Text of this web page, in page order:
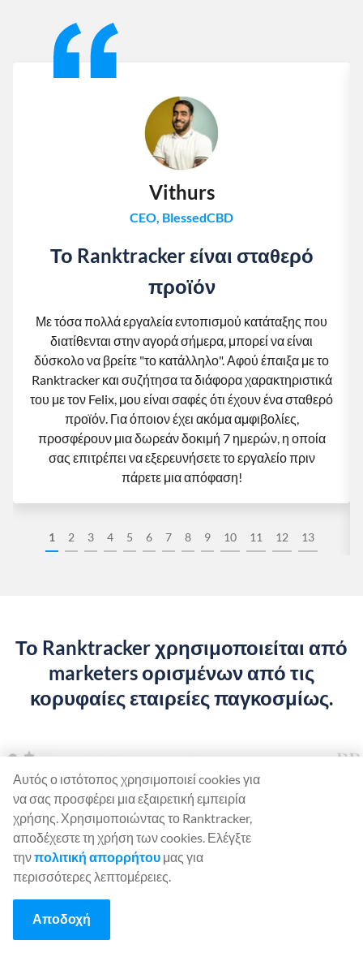
1 2 3 4 5 6 7 8 9 10 11 12 13
Vithurs
CEO, BlessedCBD
Το Ranktracker είναι σταθερό
προϊόν
Με τόσα πολλά εργαλεία εντοπισμού κατάταξης που
διατίθενται στην αγορά σήμερα, μπορεί να είναι
δύσκολο να βρείτε "το κατάλληλο". Αφού έπαιξα με το
Ranktracker και συζήτησα τα διάφορα χαρακτηριστικά
του με τον Felix, μου είναι σαφές ότι έχουν ένα σταθερό
προϊόν. Για όποιον έχει ακόμα αμφιβολίες,
προσφέρουν μια δωρεάν δοκιμή 7 ημερών, η οποία
σας επιτρέπει να εξερευνήσετε το εργαλείο πριν
πάρετε μια απόφαση!
Το Ranktracker χρησιμοποιείται από
marketers ορισμένων από τις
κορυφαίες εταιρείες παγκοσμίως.
Ξεκινήστε να
χρησιμοποιείτε το
Αυτός ο ιστότοπος χρησιμοποιεί cookies για
να σας προσφέρει μια εξαιρετική εμπειρία
χρήσης. Χρησιμοποιώντας το Ranktracker,
αποδέχεστε τη χρήση των cookies. Ελέγξτε
τηνπολιτική απορρήτου μας για
περισσότερες λεπτομέρειες.
Αποδοχή